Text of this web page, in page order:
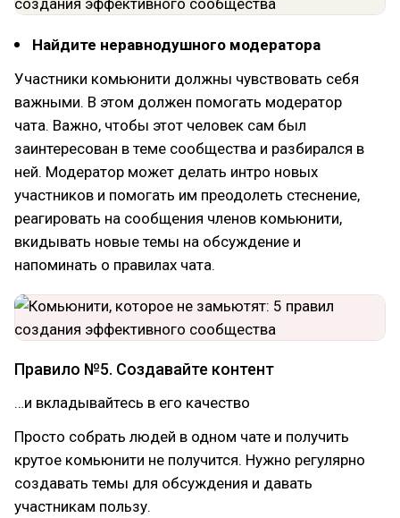
Найдите неравнодушного модератора
Участники комьюнити должны чувствовать себя
важными. В этом должен помогать модератор
чата. Важно, чтобы этот человек сам был
заинтересован в теме сообщества и разбирался в
ней. Модератор может делать интро новых
участников и помогать им преодолеть стеснение,
реагировать на сообщения членов комьюнити,
вкидывать новые темы на обсуждение и
напоминать о правилах чата.
Правило №5. Создавайте контент
…и вкладывайтесь в его качество
Просто собрать людей в одном чате и получить
крутое комьюнити не получится. Нужно регулярно
создавать темы для обсуждения и давать
участникам пользу.